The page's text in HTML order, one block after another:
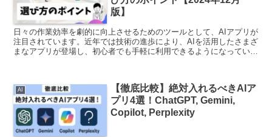
版】
日々の作業効率を劇的に向上させるためのツールとして、AIアプリが
注目されています。近年では技術の進歩により、AIを活用したさまざ
まなアプリが登場し、初心者でも手軽に利用できるようになっていま
AI
【徹底比較】絶対入れるべきAIア
プリ4選！ChatGPT, Gemini,
Copilot, Perplexity